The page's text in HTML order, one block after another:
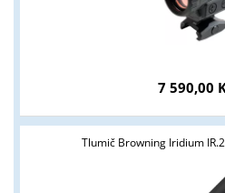
7 590,00
Tlumič Browning Iridium
ANO